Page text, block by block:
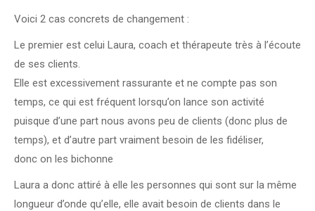
Voici 2 cas concrets de changement :
Le premier est celui Laura, coach et thérapeute très à l’écoute
de ses clients.
Elle est excessivement rassurante et ne compte pas son
temps, ce qui est fréquent lorsqu’on lance son activité
puisque d’une part nous avons peu de clients (donc plus de
temps), et d’autre part vraiment besoin de les fidéliser,
donc on les bichonne
Laura a donc attiré à elle les personnes qui sont sur la même
longueur d’onde qu’elle, elle avait besoin de clients dans le